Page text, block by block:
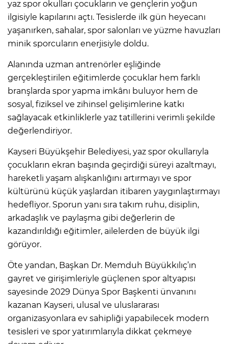
yaz spor okulları çocukların ve gençlerin yoğun
ilgisiyle kapılarını açtı. Tesislerde ilk gün heyecanı
yaşanırken, sahalar, spor salonları ve yüzme havuzları
minik sporcuların enerjisiyle doldu.
Alanında uzman antrenörler eşliğinde
gerçekleştirilen eğitimlerde çocuklar hem farklı
branşlarda spor yapma imkânı buluyor hem de
sosyal, fiziksel ve zihinsel gelişimlerine katkı
sağlayacak etkinliklerle yaz tatillerini verimli şekilde
değerlendiriyor.
Kayseri Büyükşehir Belediyesi, yaz spor okullarıyla
çocukların ekran başında geçirdiği süreyi azaltmayı,
hareketli yaşam alışkanlığını artırmayı ve spor
kültürünü küçük yaşlardan itibaren yaygınlaştırmayı
hedefliyor. Sporun yanı sıra takım ruhu, disiplin,
arkadaşlık ve paylaşma gibi değerlerin de
kazandırıldığı eğitimler, ailelerden de büyük ilgi
görüyor.
Öte yandan, Başkan Dr. Memduh Büyükkılıç’ın
gayret ve girişimleriyle güçlenen spor altyapısı
sayesinde 2029 Dünya Spor Başkenti ünvanını
kazanan Kayseri, ulusal ve uluslararası
organizasyonlara ev sahipliği yapabilecek modern
tesisleri ve spor yatırımlarıyla dikkat çekmeye